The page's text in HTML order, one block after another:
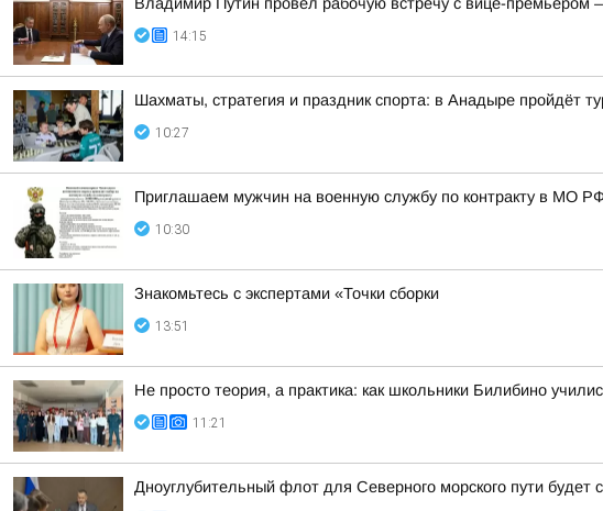
14:15
Шахматы, стратегия и праздник спорта: в Анадыре пройдёт
10:27
Приглашаем мужчин на военную службу по контракту в МО
10:30
Знакомьтесь с экспертами «Точки сборки
13:51
Не просто теория, а практика: как школьники Билибино
11:21
Дноуглубительный флот для Северного морского пути будет